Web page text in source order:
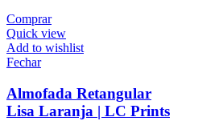
Comprar
Quick view
Add to wishlist
Fechar
Almofada Retangular
Lisa Laranja | LC Prints